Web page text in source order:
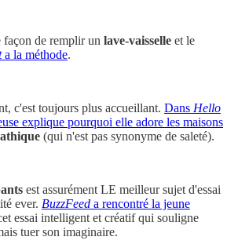
façon de remplir un lave-vaisselle et le
a la méthode.
c'est toujours plus accueillant. Dans Hello
explique pourquoi elle adore les maisons
(qui n'est pas synonyme de saleté).
est assurément LE meilleur sujet d'essai
ever. BuzzFeed a rencontré la jeune
essai intelligent et créatif qui souligne
tuer son imaginaire.